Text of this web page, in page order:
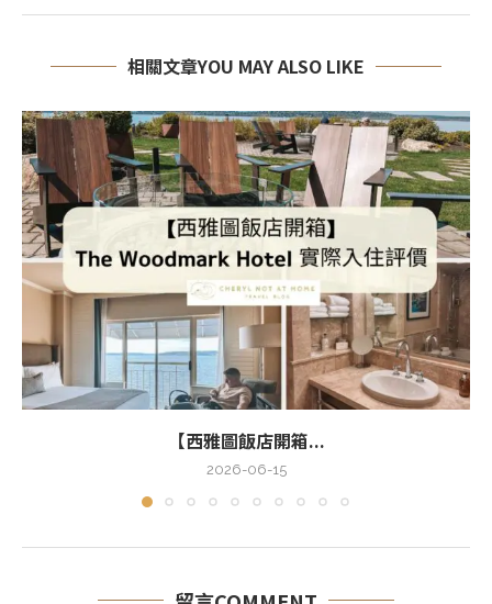
相關文章YOU MAY ALSO LIKE
【西雅圖飯店開箱...
2026-06-15